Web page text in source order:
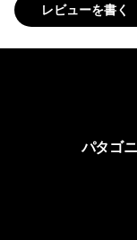
レビューを書く
パタゴ